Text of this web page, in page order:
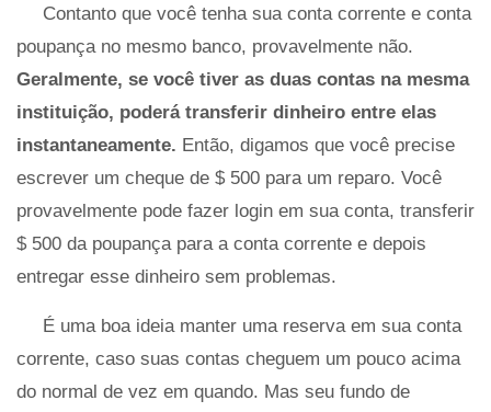
Contanto que você tenha sua conta corrente e conta
poupança no mesmo banco, provavelmente não.
Geralmente, se você tiver as duas contas na mesma
instituição, poderá transferir dinheiro entre elas
instantaneamente. Então, digamos que você precise
escrever um cheque de $ 500 para um reparo. Você
provavelmente pode fazer login em sua conta, transferir
$ 500 da poupança para a conta corrente e depois
entregar esse dinheiro sem problemas.
É uma boa ideia manter uma reserva em sua conta
corrente, caso suas contas cheguem um pouco acima
do normal de vez em quando. Mas seu fundo de